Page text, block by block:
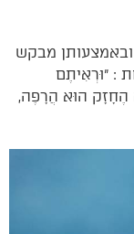
מבקש
: ״וּרְאִיתֶם
הֶחָזָק הוּא הֲרָפֶה,